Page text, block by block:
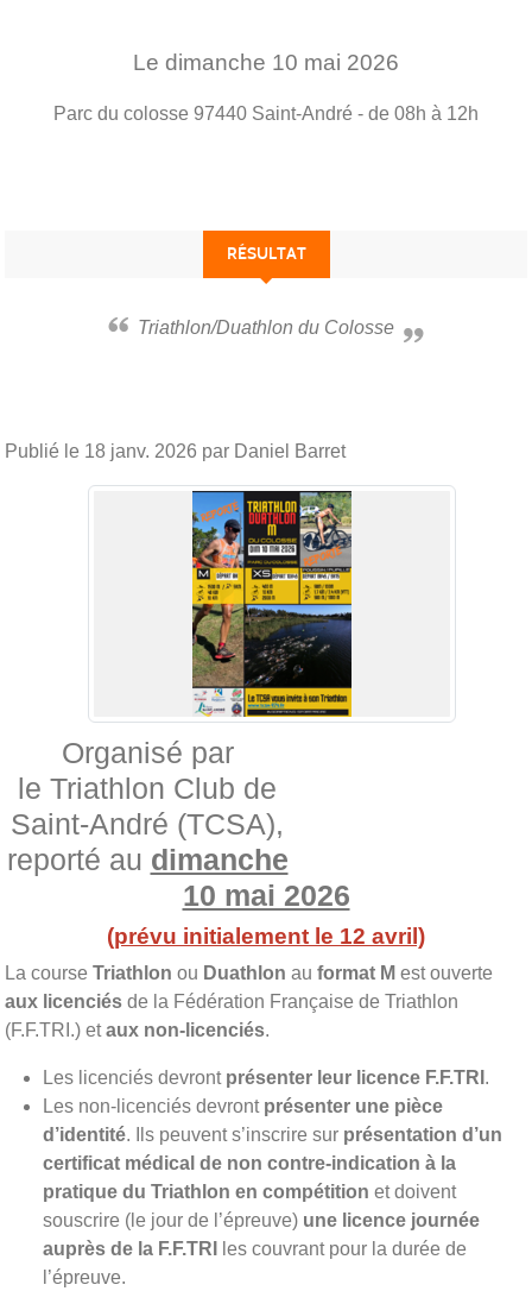
Le dimanche 10 mai 2026
Parc du colosse 97440 Saint-André - de 08h à 12h
RÉSULTAT
Triathlon/Duathlon du Colosse
Publié le 18 janv. 2026 par Daniel Barret
Organisé par
le Triathlon Club de
Saint-André (TCSA),
reporté au dimanche
10 mai 2026
(prévu initialement le 12 avril)
La course Triathlon ou Duathlon au format M est ouverte
aux licenciés de la Fédération Française de Triathlon
(F.F.TRI.) etaux non-licenciés.
Les licenciés devrontprésenter leur licence F.F.TRI .
Les non-licenciés devront présenter une pièce
d’identité. Ils peuvent s’inscrire sur présentation d’un
certificat médical de non contre-indication à la
pratique du Triathlon en compétition et doivent
souscrire (le jour de l’épreuve) une licence journée
auprès de la F.F.TRI
les couvrant pour la durée de
l’épreuve.